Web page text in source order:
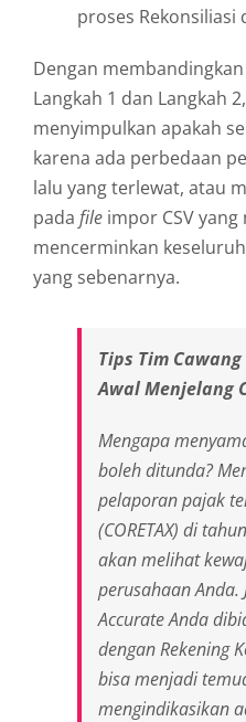
proses Rekonsiliasi
Dengan
Langkah 1 dan Langkah
menyimpulkan apakah
karena ada perbedaan
lalu yang terlewat, atau
pada file impor CSV
mencerminkan
yang sebenarnya.
Tips Tim
Awal Menjelang
Mengapa
boleh ditunda?
pelaporan pajak
(CORETAX) di
akan melihat
perusahaan Anda.
Accurate Anda
dengan Rekening
bisa menjadi
mengindikasikan